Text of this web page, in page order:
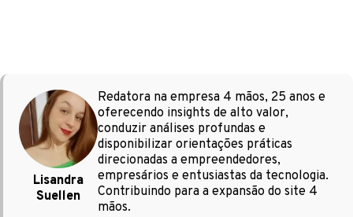
Lisandra
Suellen
Redatora na empresa 4 mãos, 25 anos e
oferecendo insights de alto valor,
conduzir análises profundas e
disponibilizar orientações práticas
direcionadas a empreendedores,
empresários e entusiastas da tecnologia.
Contribuindo para a expansão do site 4
mãos.